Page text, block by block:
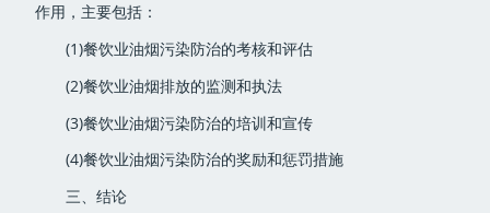
作用，主要包括：
(1)餐饮业油烟污染防治的考核和评估
(2)餐饮业油烟排放的监测和执法
(3)餐饮业油烟污染防治的培训和宣传
(4)餐饮业油烟污染防治的奖励和惩罚措施
三、结论